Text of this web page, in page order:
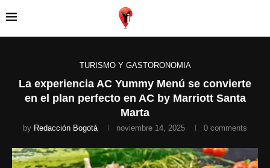
TURISMO Y GASTORONOMIA
La experiencia AC Yummy Menú se convierte
en el plan perfecto en AC by Marriott Santa
Marta
by Redacción Bogotá noviembre 14, 2025 0 comments